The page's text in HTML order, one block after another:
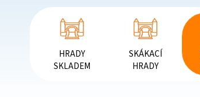
HRADY
SKLADEM
SKÁKACÍ
HRADY